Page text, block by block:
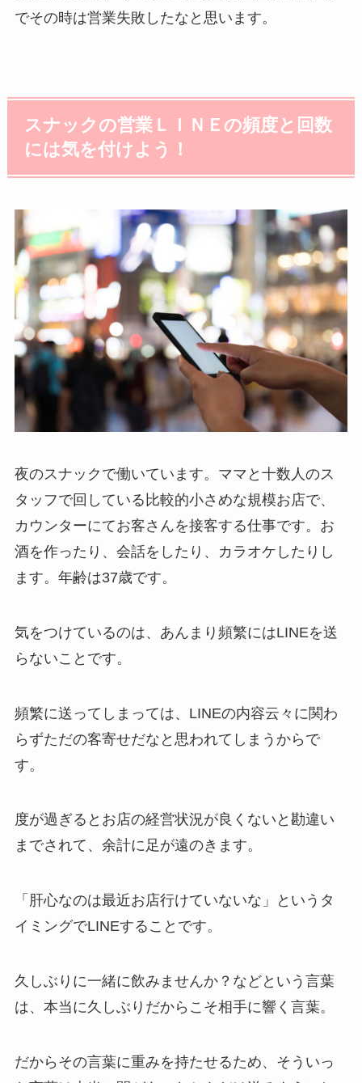
でその時は営業失敗したなと思います。
スナックの営業ＬＩＮＥの頻度と回数
には気を付けよう！
夜のスナックで働いています。ママと十数人のス
タッフで回している比較的小さめな規模お店で、
カウンターにてお客さんを接客する仕事です。お
酒を作ったり、会話をしたり、カラオケしたりし
ます。年齢は37歳です。
気をつけているのは、あんまり頻繁にはLINEを送
らないことです。
頻繁に送ってしまっては、LINEの内容云々に関わ
らずただの客寄せだなと思われてしまうからで
す。
度が過ぎるとお店の経営状況が良くないと勘違い
までされて、余計に足が遠のきます。
「肝心なのは最近お店行けていないな」というタ
イミングでLINEすることです。
久しぶりに一緒に飲みませんか？などという言葉
は、本当に久しぶりだからこそ相手に響く言葉。
だからその言葉に重みを持たせるため、そういっ